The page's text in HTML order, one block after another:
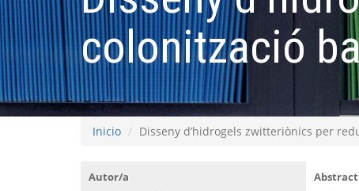
colonització
Inicio Disseny d’hidrogels zwitteriònics per
Autor/a
Abstract